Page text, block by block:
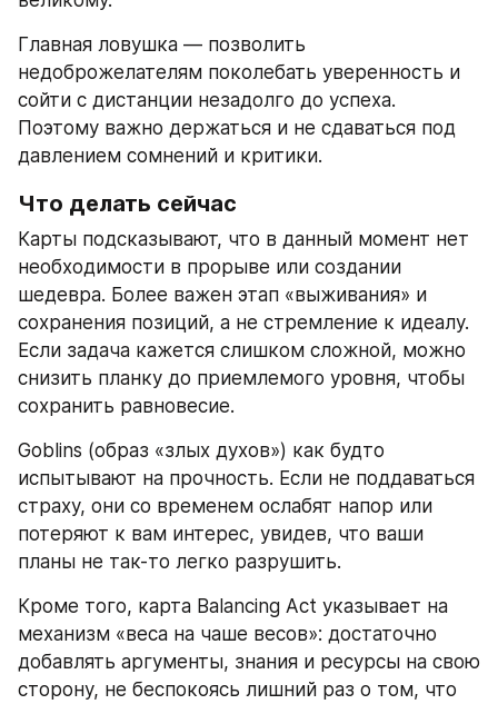
Главная ловушка — позволить
недоброжелателям поколебать уверенность и
сойти с дистанции незадолго до успеха.
Поэтому важно держаться и не сдаваться под
давлением сомнений и критики.
Что делать сейчас
Карты подсказывают, что в данный момент нет
необходимости в прорыве или создании
шедевра. Более важен этап «выживания» и
сохранения позиций, а не стремление к идеалу.
Если задача кажется слишком сложной, можно
снизить планку до приемлемого уровня, чтобы
сохранить равновесие.
Goblins (образ «злых духов») как будто
испытывают на прочность. Если не поддаваться
страху, они со временем ослабят напор или
потеряют к вам интерес, увидев, что ваши
планы не так-то легко разрушить.
Кроме того, карта Balancing Act указывает на
механизм «веса на чаше весов»: достаточно
добавлять аргументы, знания и ресурсы на свою
сторону, не беспокоясь лишний раз о том, что